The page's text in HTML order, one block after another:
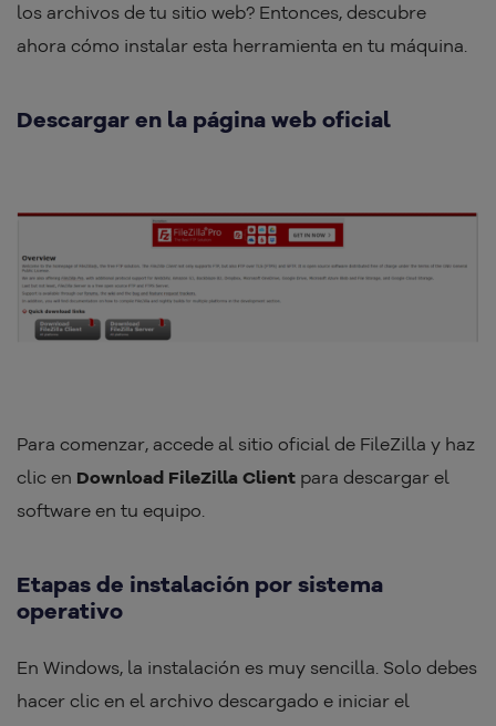
los archivos de tu sitio web? Entonces, descubre
ahora cómo instalar esta herramienta en tu máquina.
Descargar en la página web oficial
Para comenzar, accede al sitio oficial de FileZilla y haz
clic en Download FileZilla Client para descargar el
software en tu equipo.
Etapas de instalación por sistema
operativo
En Windows, la instalación es muy sencilla. Solo debes
hacer clic en el archivo descargado e iniciar el